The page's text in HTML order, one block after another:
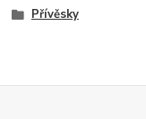
Přívěsky